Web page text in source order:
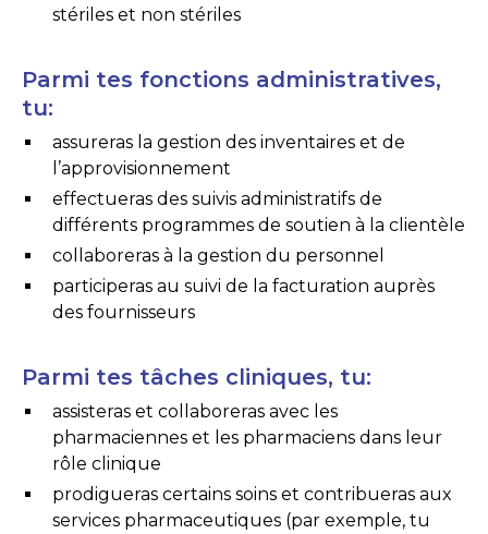
stériles et non stériles
Parmi tes fonctions administratives,
tu:
assureras la gestion des inventaires et de
l’approvisionnement
effectueras des suivis administratifs de
différents programmes de soutien à la clientèle
collaboreras à la gestion du personnel
participeras au suivi de la facturation auprès
des fournisseurs
Parmi tes tâches cliniques, tu:
assisteras et collaboreras avec les
pharmaciennes et les pharmaciens dans leur
rôle clinique
prodigueras certains soins et contribueras aux
services pharmaceutiques (par exemple, tu